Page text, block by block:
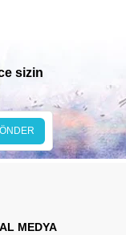
sizin
MEDYA